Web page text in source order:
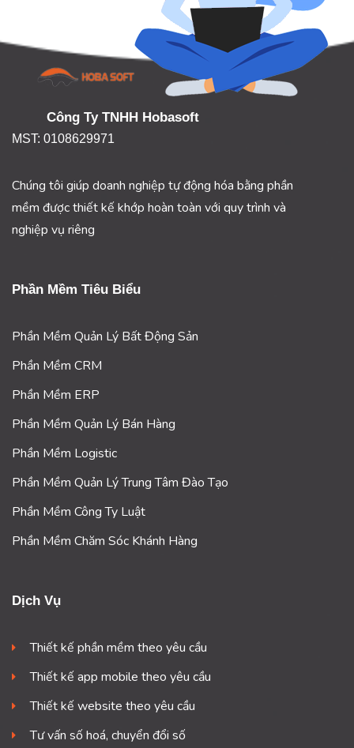
Công Ty TNHH Hobasoft
MST: 0108629971
Chúng tôi giúp doanh nghiệp tự động hóa bằng phần
mềm được thiết kế khớp hoàn toàn với quy trình và
nghiệp vụ riêng
Phần Mềm Tiêu Biểu
Phần Mềm Quản Lý Bất Động Sản
Phần Mềm CRM
Phần Mềm ERP
Phần Mềm Quản Lý Bán Hàng
Phần Mềm Logistic
Phần Mềm Quản Lý Trung Tâm Đào Tạo
Phần Mềm Công Ty Luật
Phần Mềm Chăm Sóc Khánh Hàng
Dịch Vụ
Thiết kế phần mềm theo yêu cầu
Thiết kế app mobile theo yêu cầu
Thiết kế website theo yêu cầu
Tư vấn số hoá, chuyển đổi số